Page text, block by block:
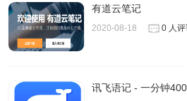
有道云笔记
2020-08-18 0 人
讯飞语记 - 一分钟